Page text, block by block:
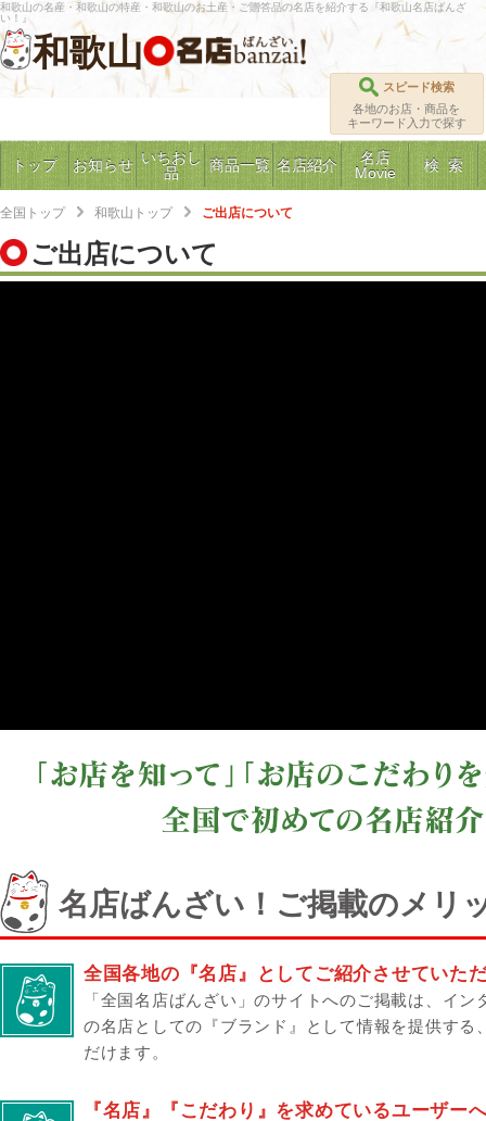
和歌山の名産・和歌山の特産・和歌山のお土産・ご贈答品の名店を紹介する『和歌山名店ばんざ
い！』
和歌山
スピード検索
各地のお店・商品を
キーワード入力で探す
トップ お知らせ いちおし
品
商品一覧 名店紹介
名店
Movie
検 索
全国トップ 和歌山トップ ご出店について
ご出店について
名店ばんざい！ご掲載のメリ
全国各地の『名店』としてご紹介させていた
「全国名店ばんざい」のサイトへのご掲載は、イ
の名店としての『ブランド』として情報を提供す
だけます。
『名店』『こだわり』を求めているユーザー